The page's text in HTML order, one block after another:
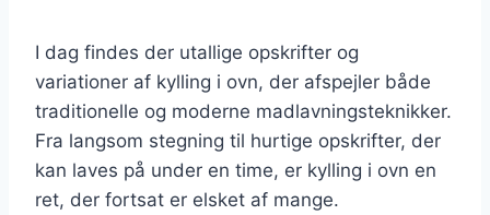
I dag findes der utallige opskrifter og
variationer af kylling i ovn, der afspejler både
traditionelle og moderne madlavningsteknikker.
Fra langsom stegning til hurtige opskrifter, der
kan laves på under en time, er kylling i ovn en
ret, der fortsat er elsket af mange.